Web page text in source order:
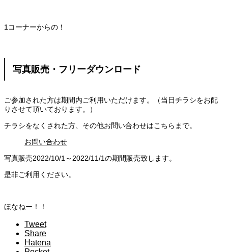
1コーナーからの！
写真販売・フリーダウンロード
ご参加された方は期間内ご利用いただけます。（当日チラシをお配
りさせて頂いております。）
チラシをなくされた方、その他お問い合わせはこちらまで。
お問い合わせ
写真販売2022/10/1～2022/11/1の期間販売致します。
是非ご利用ください。
ほなねー！！
Tweet
Share
Hatena